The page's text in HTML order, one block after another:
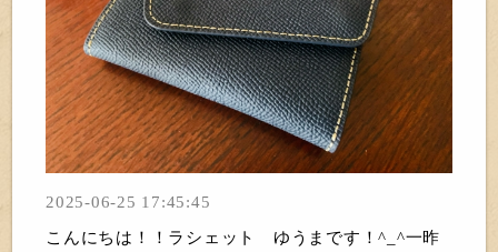
2025-06-25 17:45:45
こんにちは！！ラシェット ゆうまです！^_^一昨